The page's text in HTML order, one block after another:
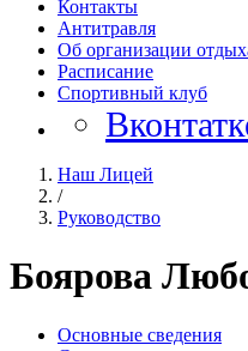
Контакты
Антитравля
Об организации
Расписание
Спортивный клуб
Наш Лицей
/
Руководство
Боярова
Основные сведения